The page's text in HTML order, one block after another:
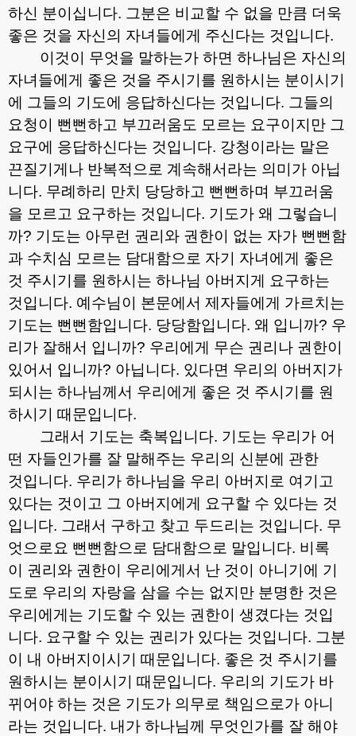
하신 분이십니다. 그분은 비교할 수 없을 만큼 더욱
좋은 것을 자신의 자녀들에게 주신다는 것입니다.
이것이 무엇을 말하는가 하면 하나님은 자신의
자녀들에게 좋은 것을 주시기를 원하시는 분이시기
에 그들의 기도에 응답하신다는 것입니다. 그들의
요청이 뻔뻔하고 부끄러움도 모르는 요구이지만 그
요구에 응답하신다는 것입니다. 강청이라는 말은
끈질기게나 반복적으로 계속해서라는 의미가 아닙
니다. 무례하리 만치 당당하고 뻔뻔하며 부끄러움
을 모르고 요구하는 것입니다. 기도가 왜 그렇습니
까? 기도는 아무런 권리와 권한이 없는 자가 뻔뻔함
과 수치심 모르는 담대함으로 자기 자녀에게 좋은
것 주시기를 원하시는 하나님 아버지게 요구하는
것입니다. 예수님이 본문에서 제자들에게 가르치는
기도는 뻔뻔함입니다. 당당함입니다. 왜 입니까? 우
리가 잘해서 입니까? 우리에게 무슨 권리나 권한이
있어서 입니까? 아닙니다. 있다면 우리의 아버지가
되시는 하나님께서 우리에게 좋은 것 주시기를 원
하시기 때문입니다.
그래서 기도는 축복입니다. 기도는 우리가 어
떤 자들인가를 잘 말해주는 우리의 신분에 관한
것입니다. 우리가 하나님을 우리 아버지로 여기고
있다는 것이고 그 아버지에게 요구할 수 있다는 것
입니다. 그래서 구하고 찾고 두드리는 것입니다. 무
엇으로요 뻔뻔함으로 담대함으로 말입니다. 비록
이 권리와 권한이 우리에게서 난 것이 아니기에 기
도로 우리의 자랑을 삼을 수는 없지만 분명한 것은
우리에게는 기도할 수 있는 권한이 생겼다는 것입
니다. 요구할 수 있는 권리가 있다는 것입니다. 그분
이 내 아버지이시기 때문입니다. 좋은 것 주시기를
원하시는 분이시기 때문입니다. 우리의 기도가 바
뀌어야 하는 것은 기도가 의무로 책임으로가 아니
라는 것입니다. 내가 하나님께 무엇인가를 잘 해야